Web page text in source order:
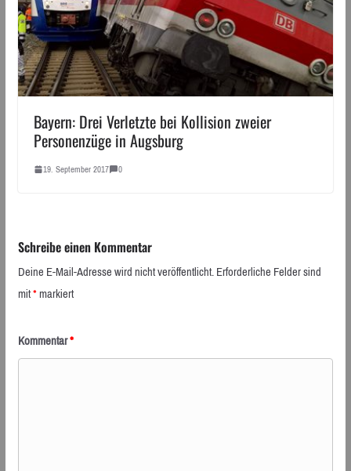
Bayern: Drei Verletzte bei Kollision zweier
Personenzüge in Augsburg
19. September 2017 0
Schreibe einen Kommentar
Deine E-Mail-Adresse wird nicht veröffentlicht.Erforderliche Felder sind
mit*markiert
Kommentar*